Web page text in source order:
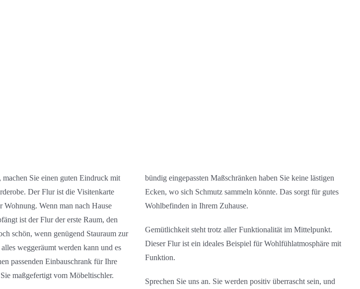
Sie einen guten Eindruck mit
Der Flur ist die Visitenkarte
Wohnung. Wenn man nach Hause
ist der Flur der erste Raum, den
schön, wenn genügend Stauraum zur
weggeräumt werden kann und es
passenden Einbauschrank für Ihre
maßgefertigt vom Möbeltischler.
bündig eingepassten Maßschränken haben Sie keine lästigen
Ecken, wo sich Schmutz sammeln könnte. Das sorgt für gutes
Wohlbefinden in Ihrem Zuhause.
Gemütlichkeit steht trotz aller Funktionalität im Mittelpunkt.
Dieser Flur ist ein ideales Beispiel für Wohlfühlatmosphäre mit
Funktion.
Sprechen Sie uns an. Sie werden positiv überrascht sein, und